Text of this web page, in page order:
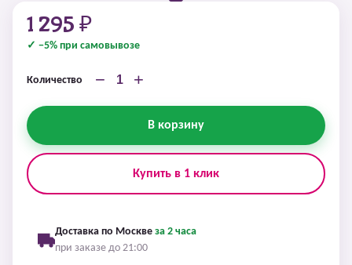
1 295 ₽
✓ −5% при самовывозе
Количество − +
В корзину
Купить в 1 клик
Доставка по Москве за 2 часа
при заказе до 21:00